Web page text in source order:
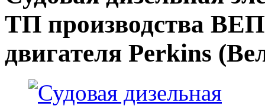
ТП производства
двигателя Perkins